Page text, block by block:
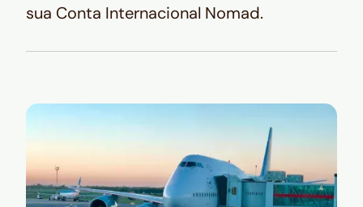
sua Conta Internacional Nomad.